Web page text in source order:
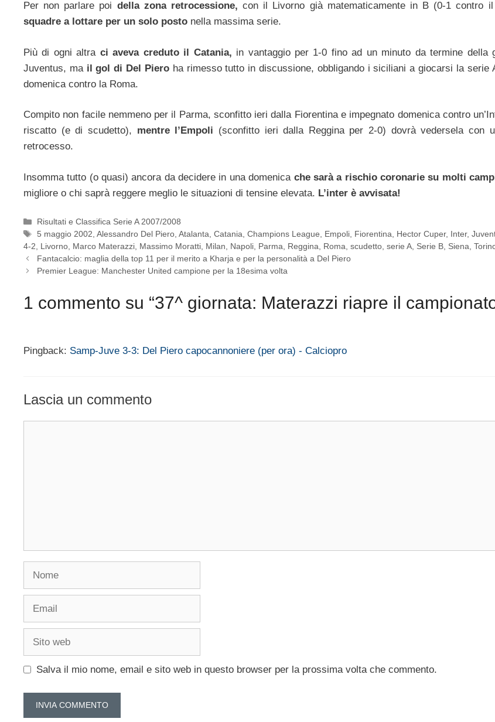
Per non parlare poi della zona retrocessione,con il Livorno già matematicamente in B (0-1 contro il
squadre a lottare per un solo posto nella massima serie.
Più di ogni altra ci aveva creduto il Catania, in vantaggio per 1-0 fino ad un minuto da termine della
Juventus, ma il gol di Del Pieroha rimesso tutto in discussione, obbligando i siciliani a giocarsi la serie
domenica contro la Roma.
Compito non facile nemmeno per il Parma, sconfitto ieri dalla Fiorentina e impegnato domenica contro
riscatto (e di scudetto), mentre l’Empoli (sconfitto ieri dalla Reggina per 2-0) dovrà vedersela con
retrocesso.
Insomma tutto (o quasi) ancora da decidere in una domenica che sarà a rischio coronarie su molti
migliore o chi saprà reggere meglio le situazioni di tensine elevata. L’inter è avvisata!
Categorie
Risultati e Classifica Serie A 2007/2008
Tag
5 maggio 2002,Alessandro Del Piero,Atalanta,Catania,Champions League, Empoli, Fiorentina, Hector Cuper, Inter,
4-2, Livorno, Marco Materazzi, Massimo Moratti, Milan, Napoli, Parma, Reggina, Roma, scudetto, serie A, Serie B, Siena,
Fantacalcio: maglia della top 11 per il merito a Kharja e per la personalità a Del Piero
Premier League: Manchester United campione per la 18esima volta
1 commento su “37^ giornata: Materazzi riapre il
Pingback: Samp-Juve 3-3: Del Piero capocannoniere (per ora) - Calciopro
Lascia un commento
Nome
Email
Sito
Salva il mio nome, email e sito web in questo browser per la prossima volta che commento.